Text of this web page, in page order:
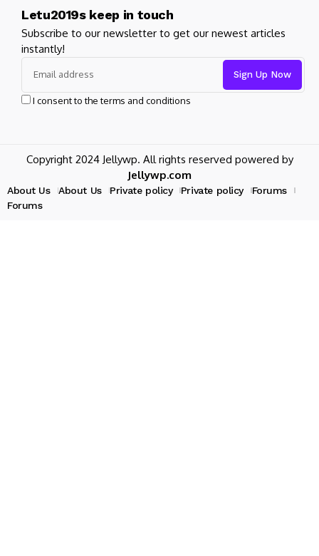
Letu2019s keep in touch
Subscribe to our newsletter to get our newest articles
instantly!
I consent to the terms and conditions
Copyright 2024 Jellywp. All rights reserved powered by
Jellywp.com
About Us About Us Private policy Private policy
Forums
Forums